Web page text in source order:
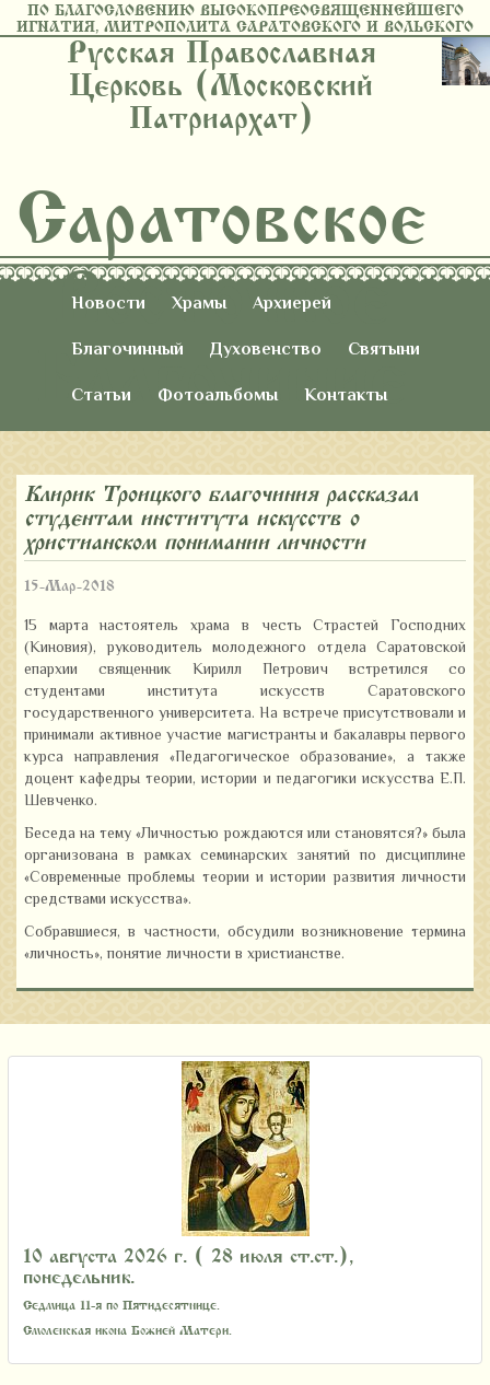
ПО БЛАГОСЛОВЕНИЮ ВЫСОКОПРЕОСВЯЩЕННЕЙШЕГО
ИГНАТИЯ, МИТРОПОЛИТА САРАТОВСКОГО И ВОЛЬСКОГО
Русская Православная
Церковь (Московский
Патриархат)
Саратовское
Восточное
Благочиние
Новости Храмы
Архиерей
Благочинный
Духовенство
Святыни
Статьи
Фотоальбомы Контакты
Клирик Троицкого благочиния рассказал
студентам института искусств о
христианском понимании личности
15-Мар-2018
15 марта настоятель храма в честь Страстей Господних
(Киновия), руководитель молодежного отдела Саратовской
епархии священник Кирилл Петрович встретился со
студентами института искусств Саратовского
государственного университета. На встрече присутствовали и
принимали активное участие магистранты и бакалавры первого
курса направления «Педагогическое образование», а также
доцент кафедры теории, истории и педагогики искусства Е.П.
Шевченко.
Беседа на тему «Личностью рождаются или становятся?» была
организована в рамках семинарских занятий по дисциплине
«Современные проблемы теории и истории развития личности
средствами искусства».
Собравшиеся, в частности, обсудили возникновение термина
«личность», понятие личности в христианстве.
10 августа 2026 г. ( 28 июля ст.ст.),
понедельник.
Седмица 11-я по Пятидесятнице.
Смоленская икона Божией Матери.